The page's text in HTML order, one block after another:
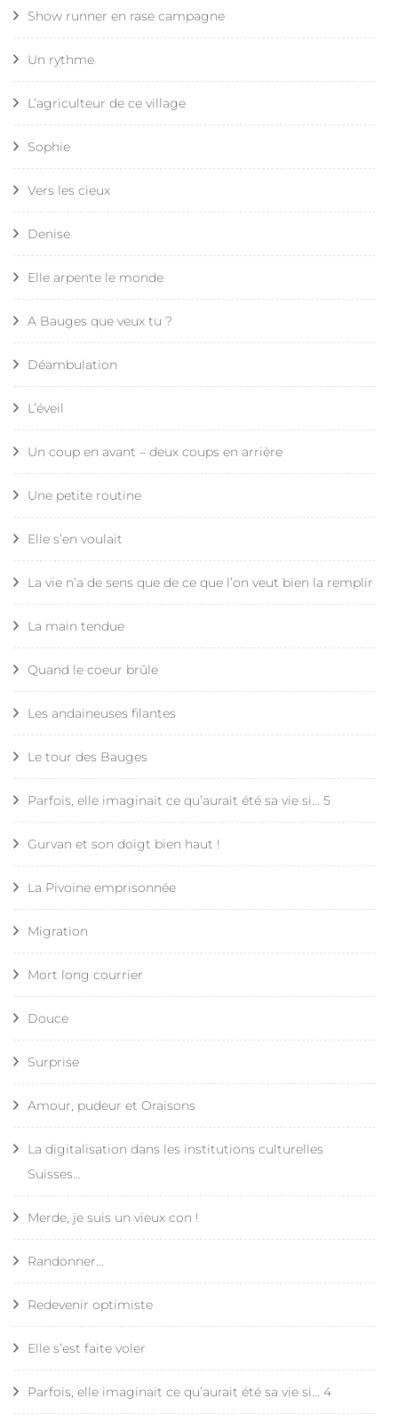
Show runner en rase campagne
Un rythme
L’agriculteur de ce village
Sophie
Vers les cieux
Denise
Elle arpente le monde
A Bauges que veux tu ?
Déambulation
L’éveil
Un coup en avant – deux coups en arrière
Une petite routine
Elle s’en voulait
La vie n’a de sens que de ce que l’on veut bien la remplir
La main tendue
Quand le coeur brûle
Les andaineuses filantes
Le tour des Bauges
Parfois, elle imaginait ce qu’aurait été sa vie si… 5
Gurvan et son doigt bien haut !
La Pivoine emprisonnée
Migration
Mort long courrier
Douce
Surprise
Amour, pudeur et Oraisons
La digitalisation dans les institutions culturelles
Suisses…
Merde, je suis un vieux con !
Randonner…
Redevenir optimiste
Elle s’est faite voler
Parfois, elle imaginait ce qu’aurait été sa vie si… 4